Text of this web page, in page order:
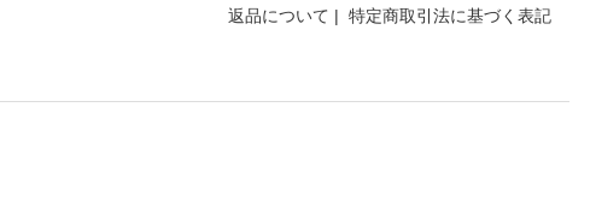
返品について | 特定商取引法に基づく表記